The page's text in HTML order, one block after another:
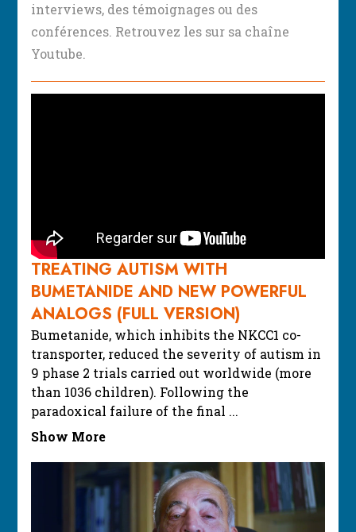
interviews, des témoignages ou des
conférences. Retrouvez les sur sa chaîne
Youtube.
TREATING AUTISM WITH
BUMETANIDE AND NEW POWERFUL
ANALOGS (FULL VERSION)
Bumetanide, which inhibits the NKCC1 co-
transporter, reduced the severity of autism in
9 phase 2 trials carried out worldwide (more
than 1036 children). Following the
paradoxical failure of the final ...
Show More